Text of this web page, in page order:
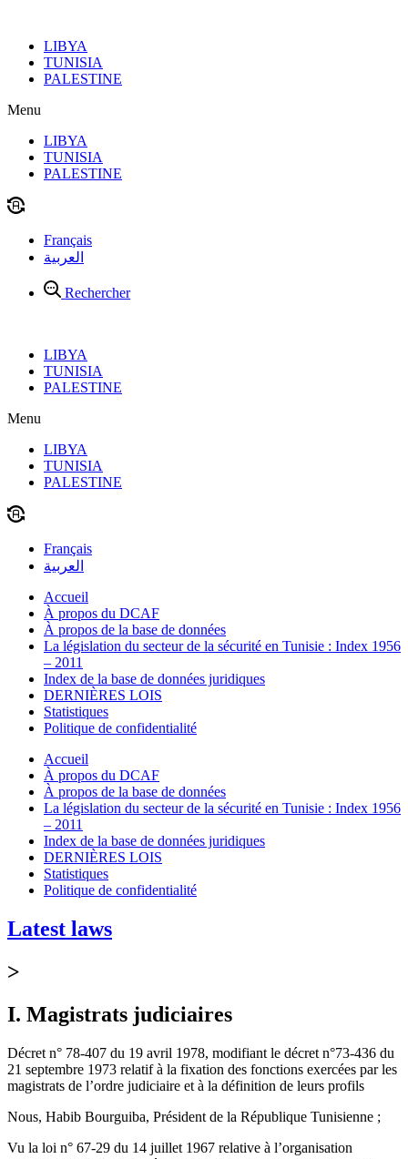
contenuLIBYA
TUNISIA
PALESTINE
Menu
LIBYA
TUNISIA
PALESTINE
Français
العربية
Rechercher
LIBYA
TUNISIA
PALESTINE
Menu
LIBYA
TUNISIA
PALESTINE
Français
العربية
Accueil
À propos du DCAF
À propos de la base de données
La législation du secteur de la sécurité en Tunisie : Index 1956
– 2011
Index de la base de données juridiques
DERNIÈRES LOIS
Statistiques
Politique de confidentialité
Accueil
À propos du DCAF
À propos de la base de données
La législation du secteur de la sécurité en Tunisie : Index 1956
– 2011
Index de la base de données juridiques
DERNIÈRES LOIS
Statistiques
Politique de confidentialité
Latest laws
>
I. Magistrats judiciaires
Décret n° 78-407 du 19 avril 1978, modifiant le décret n°73-436 du
21 septembre 1973 relatif à la fixation des fonctions exercées par les
magistrats de l’ordre judiciaire et à la définition de leurs profils
Nous, Habib Bourguiba, Président de la République Tunisienne ;
Vu la loi n° 67-29 du 14 juillet 1967 relative à l’organisation